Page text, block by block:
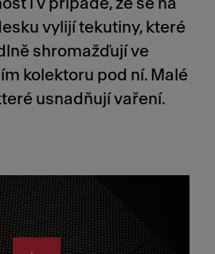
i v případě, že se na
vylijí tekutiny, které
shromažďují ve
kolektoru pod ní. Malé
usnadňují vaření.